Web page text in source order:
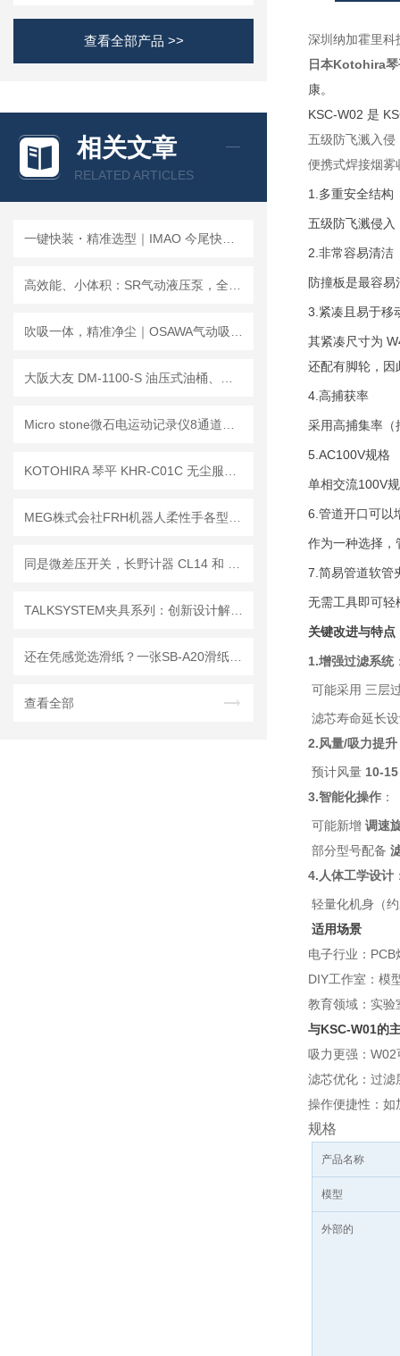
查看全部产品 >>
相关文章
RELATED ARTICLES
查看全部
深圳纳加霍里科
日本Kotohira琴
康。
KSC-W02 是
五级防飞溅入
便携式焊接烟雾
1. 多重安全结构
五级防飞溅侵入
2. 非常容易清洁
防撞板是最容
3. 紧凑且易于移
其紧凑尺寸为
还配有脚轮，因
4. 高捕获率
采用高捕集率（
5.AC100V规格
单相交流100V
6. 管道开口可以
作为一种选择，
7. 简易管道软管
无需工具即可轻
关键改进与特点
1.增强过滤系统
可能采用 三层
滤芯寿命延长
2.风量/吸力提升
预计风量 10-
3.智能化操作：
可能新增 调速
部分型号配备
4.人体工学设计
轻量化机身（
适用场景
电子行业：
DIY工作室：模
教育领域：实验
与KSC-W01的
吸力更强：
滤芯优化：过滤
操作便捷性：如
规格
产品名称
模型
外部的